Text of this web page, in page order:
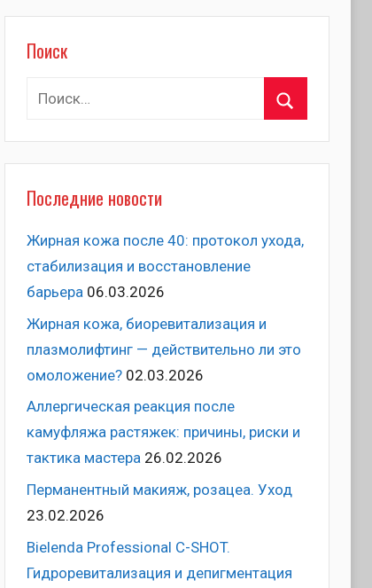
Поиск
Найти:
Последние новости
Жирная кожа после 40: протокол ухода,
стабилизация и восстановление
барьера 06.03.2026
Жирная кожа, биоревитализация и
плазмолифтинг — действительно ли это
омоложение? 02.03.2026
Аллергическая реакция после
камуфляжа растяжек: причины, риски и
тактика мастера 26.02.2026
Перманентный макияж, розацеа. Уход
23.02.2026
Bielenda Professional C-SHOT.
Гидроревитализация и депигментация